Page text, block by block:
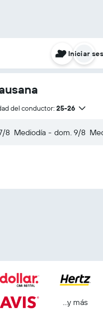
Iniciar
del conductor: 25-26
8 Mediodía - dom. 9/8
...y más